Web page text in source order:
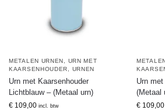
METALEN URNEN
URN MET
KAARSENHOUDER
URNEN
Urn met Kaarsenhouder
Lichtblauw – (Metaal urn)
€ 109,00 incl. btw
Urn
(Metaal
€ 109,00